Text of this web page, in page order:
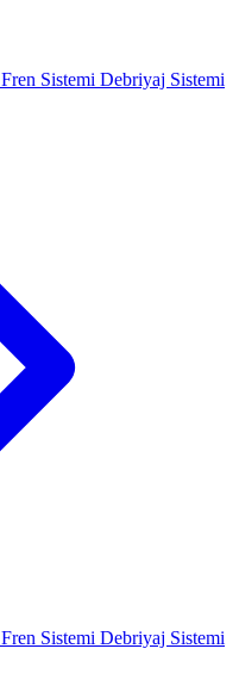
Fren Sistemi Debriyaj Sistemi
Fren Sistemi Debriyaj Sistemi